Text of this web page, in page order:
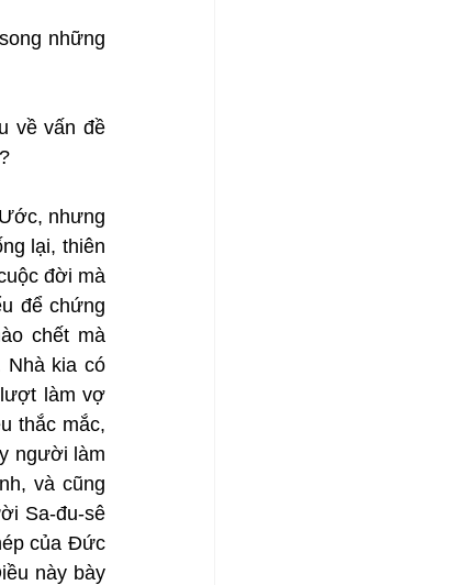
những
về vấn đề
nhưng
lại, thiên
đời mà
để chứng
chết mà
Nhà kia có
làm vợ
thắc mắc,
người làm
và cũng
Sa-đu-sê
của Đức
này bày